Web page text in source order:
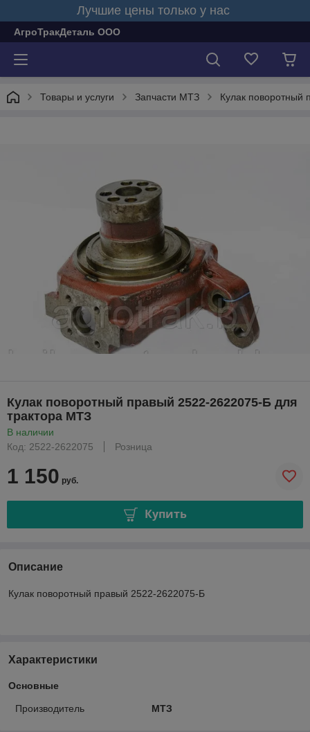
Лучшие цены только у нас
АгроТракДеталь ООО
Товары и услуги Запчасти МТЗ Кулак поворотный
Кулак поворотный правый 2522-2622075-Б для
трактора МТЗ
В наличии
Код: 2522-2622075
Розница
1 150 руб.
Купить
Описание
Кулак поворотный правый 2522-2622075-Б
Характеристики
Основные
Производитель МТЗ